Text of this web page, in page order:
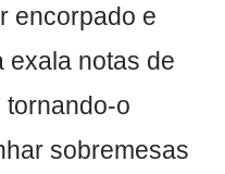
encorpado e
exala notas de
tornando-o
sobremesas